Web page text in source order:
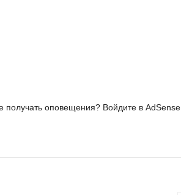
получать оповещения? Войдите в AdSense